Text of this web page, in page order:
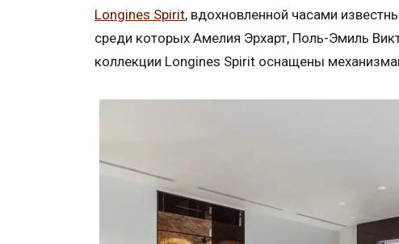
Longines Spirit, вдохновленной часами
среди которых Амелия Эрхарт, Поль-Эмиль
коллекции Longines Spirit оснащены